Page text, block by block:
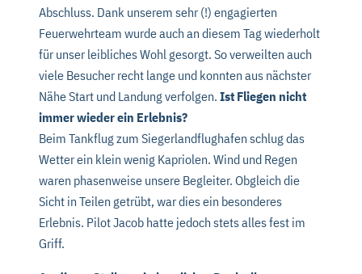
Abschluss. Dank unserem sehr (!) engagierten
Feuerwehrteam wurde auch an diesem Tag wiederholt
für unser leibliches Wohl gesorgt. So verweilten auch
viele Besucher recht lange und konnten aus nächster
Nähe Start und Landung verfolgen. Ist Fliegen nicht
immer wieder ein Erlebnis?
Beim Tankflug zum Siegerlandflughafen schlug das
Wetter ein klein wenig Kapriolen. Wind und Regen
waren phasenweise unsere Begleiter. Obgleich die
Sicht in Teilen getrübt, war dies ein besonderes
Erlebnis. Pilot Jacob hatte jedoch stets alles fest im
Griff.